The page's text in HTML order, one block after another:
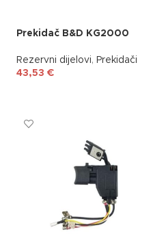
Prekidač B&D KG2000
Rezervni dijelovi, Prekidači
43,53 €